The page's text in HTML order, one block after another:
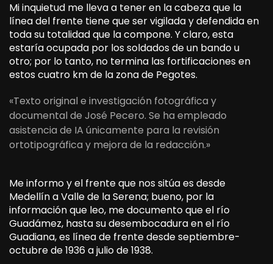
Mi inquietud me lleva a tener en la cabeza que la
línea del frente tiene que ser vigilada y defendida en
toda su totalidad que la compone. Y claro, esta
estaría ocupada por los soldados de un bando u
otro; por lo tanto, no termina las fortificaciones en
estos cuatro km de la zona de Pegotes.
«Texto original e investigación fotográfica y
documental de José Pecero. Se ha empleado
asistencia de IA únicamente para la revisión
ortotipográfica y mejora de la redacción.»
Me informo y el frente que nos sitúa es desde
Medellín a Valle de la Serena; bueno, por la
información que leo, me documento que el río
Guadámez, hasta su desembocadura en el río
Guadiana, es línea de frente desde septiembre-
octubre de 1936 a julio de 1938.